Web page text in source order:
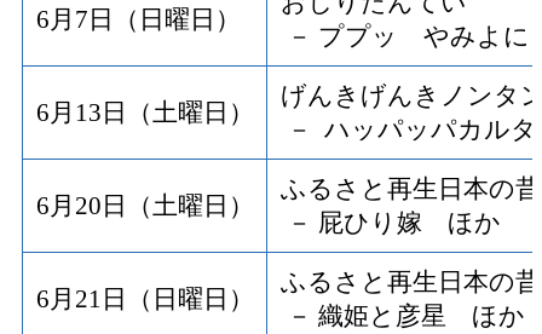
6月7日（日曜日）
－ ププッ やみよに
6月13日（土曜日）
げんきげんきノンタ
－ ハッパッパカル
6月20日（土曜日）
ふるさと再生日本の
－ 屁ひり嫁 ほか
6月21日（日曜日）
ふるさと再生日本の
－ 織姫と彦星 ほか